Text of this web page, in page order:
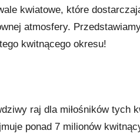
kwiatowe, które
atmosfery.
kwitnącego okresu!
raj dla miłośników tych
ponad 7 milionów